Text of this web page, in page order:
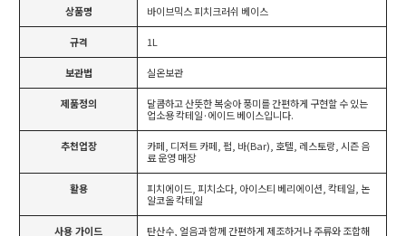
상품명 바이브믹스 피치크러쉬 베이스
규격 1L
보관법 실온보관
제품정의
달콤하고 산뜻한 복숭아 풍미를 간편하게 구현할 수 있는
업소용 칵테일·에이드 베이스입니다.
추천업장
카페, 디저트 카페, 펍, 바(Bar), 호텔, 레스토랑, 시즌 음
료 운영 매장
활용
피치에이드, 피치소다, 아이스티 베리에이션, 칵테일, 논
알코올 칵테일
사용 가이드
탄산수, 얼음과 함께 간편하게 제조하거나 주류와 조합해